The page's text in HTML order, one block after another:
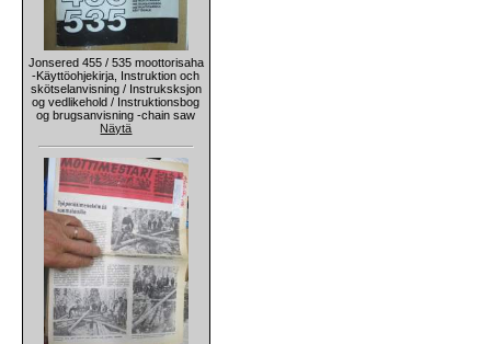
Jonsered 455 / 535 moottorisaha
-Käyttöohjekirja, Instruktion och
skötselanvisning / Instruksksjon
og vedlikehold / Instruktionsbog
og brugsanvisning -chain saw
Näytä